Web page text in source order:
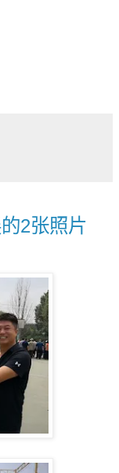
2张照片